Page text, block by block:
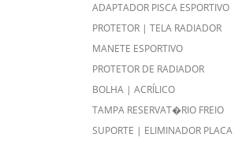
ADAPTADOR PISCA ESPORTIVO
PROTETOR | TELA RADIADOR
MANETE ESPORTIVO
PROTETOR DE RADIADOR
BOLHA | ACRÍLICO
TAMPA RESERVAT�RIO FREIO
SUPORTE | ELIMINADOR PLACA